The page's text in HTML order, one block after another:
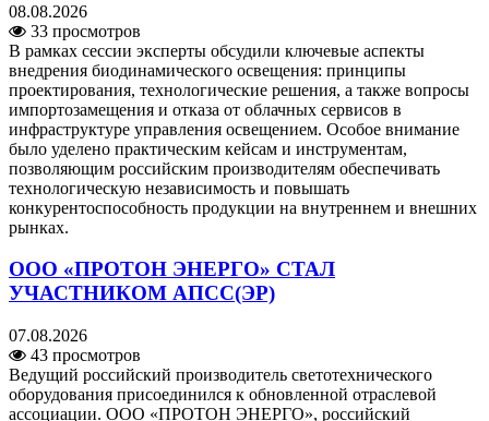
08.08.2026
33 просмотров
В рамках сессии эксперты обсудили ключевые аспекты
внедрения биодинамического освещения: принципы
проектирования, технологические решения, а также вопросы
импортозамещения и отказа от облачных сервисов в
инфраструктуре управления освещением. Особое внимание
было уделено практическим кейсам и инструментам,
позволяющим российским производителям обеспечивать
технологическую независимость и повышать
конкурентоспособность продукции на внутреннем и внешних
рынках.
ООО «ПРОТОН ЭНЕРГО» СТАЛ
УЧАСТНИКОМ АПСС(ЭР)
07.08.2026
43 просмотров
Ведущий российский производитель светотехнического
оборудования присоединился к обновленной отраслевой
ассоциации. ООО «ПРОТОН ЭНЕРГО», российский